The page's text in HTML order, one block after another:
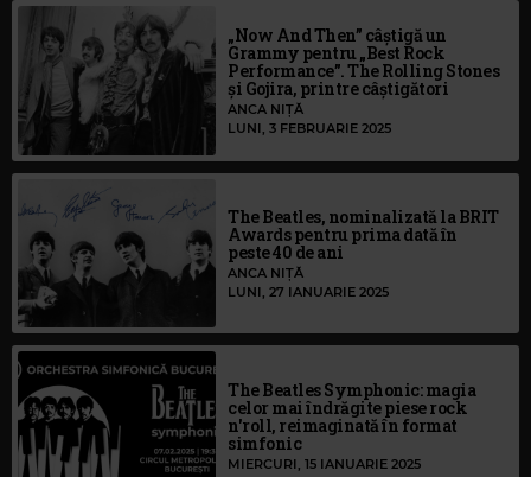
„Now And Then” câștigă un
Grammy pentru „Best Rock
Performance”. The Rolling Stones
și Gojira, printre câștigători
ANCA NIȚĂ
LUNI, 3 FEBRUARIE 2025
The Beatles, nominalizată la BRIT
Awards pentru prima dată în
peste 40 de ani
ANCA NIȚĂ
LUNI, 27 IANUARIE 2025
The Beatles Symphonic: magia
celor mai îndrăgite piese rock
n'roll, reimaginată în format
simfonic
MIERCURI, 15 IANUARIE 2025